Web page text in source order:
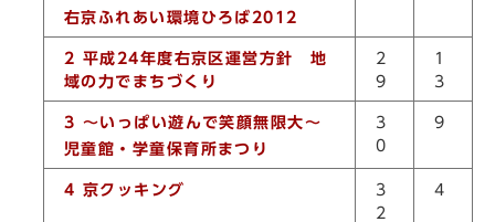
右京ふれあい環境ひろば2012
2 平成24年度右京区運営方針 地
域の力でまちづくり
2
9
1
3
3 ～いっぱい遊んで笑顔無限大～
児童館・学童保育所まつり
3
0
9
4 京クッキング
3
2
4